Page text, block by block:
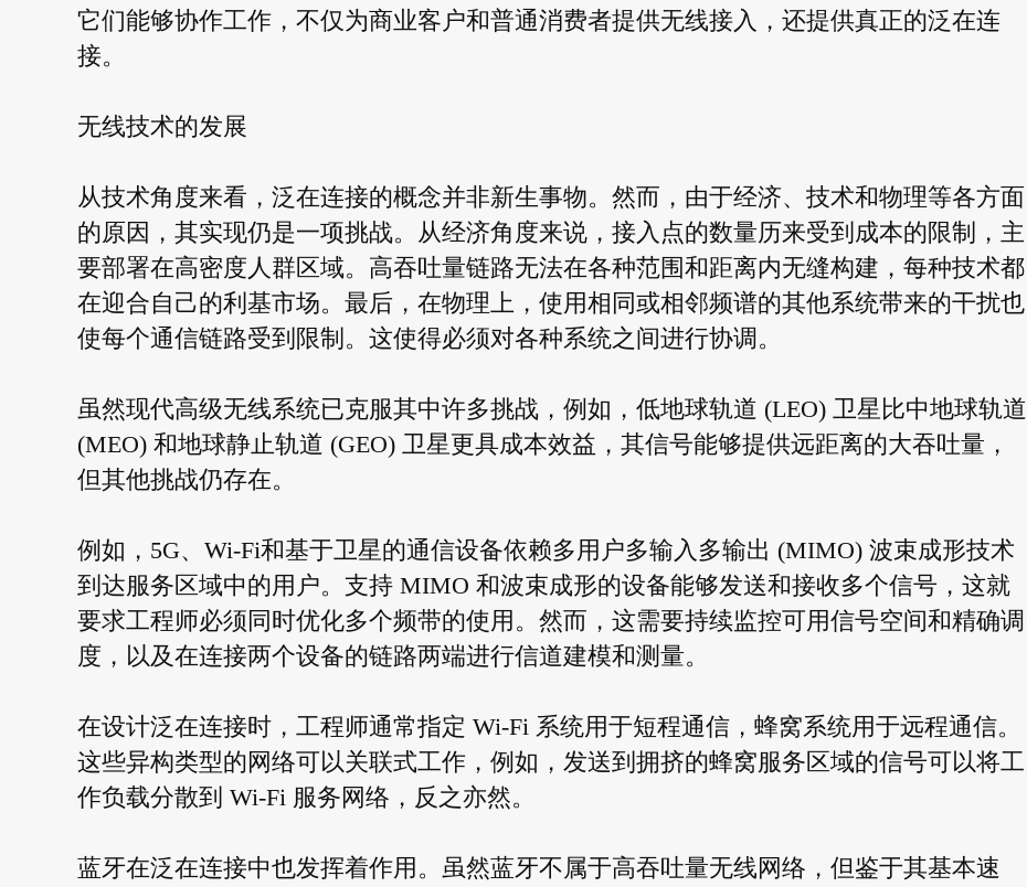
它们能够协作工作，不仅为商业客户和普通消费者提供无线接入，还提供真正的泛在连
接。
无线技术的发展
从技术角度来看，泛在连接的概念并非新生事物。然而，由于经济、技术和物理等各方面
的原因，其实现仍是一项挑战。从经济角度来说，接入点的数量历来受到成本的限制，主
要部署在高密度人群区域。高吞吐量链路无法在各种范围和距离内无缝构建，每种技术都
在迎合自己的利基市场。最后，在物理上，使用相同或相邻频谱的其他系统带来的干扰也
使每个通信链路受到限制。这使得必须对各种系统之间进行协调。
虽然现代高级无线系统已克服其中许多挑战，例如，低地球轨道 (LEO) 卫星比中地球轨道
(MEO) 和地球静止轨道 (GEO) 卫星更具成本效益，其信号能够提供远距离的大吞吐量，
但其他挑战仍存在。
例如，5G、Wi-Fi和基于卫星的通信设备依赖多用户多输入多输出 (MIMO) 波束成形技术
到达服务区域中的用户。支持 MIMO 和波束成形的设备能够发送和接收多个信号，这就
要求工程师必须同时优化多个频带的使用。然而，这需要持续监控可用信号空间和精确调
度，以及在连接两个设备的链路两端进行信道建模和测量。
在设计泛在连接时，工程师通常指定 Wi-Fi 系统用于短程通信，蜂窝系统用于远程通信。
这些异构类型的网络可以关联式工作，例如，发送到拥挤的蜂窝服务区域的信号可以将工
作负载分散到 Wi-Fi 服务网络，反之亦然。
蓝牙在泛在连接中也发挥着作用。虽然蓝牙不属于高吞吐量无线网络，但鉴于其基本速